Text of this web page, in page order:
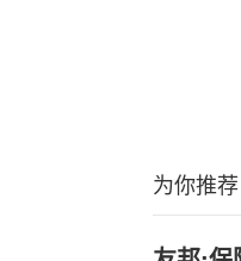
为你推荐